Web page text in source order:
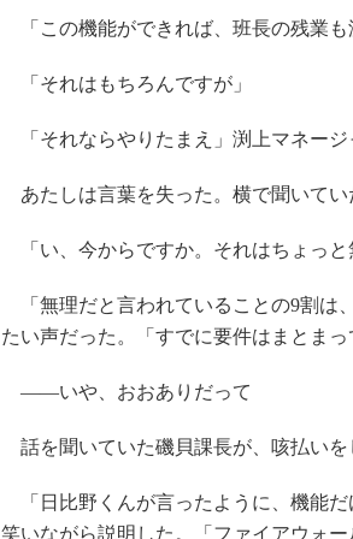
「この機能ができれば、班長の残業も
「それはもちろんですが」
「それならやりたまえ」渕上マネージ
あたしは言葉を失った。横で聞いてい
「い、今からですか。それはちょっと
「無理だと言われていることの9割は
たい声だった。「すでに要件はまとま
――いや、おおありだって
話を聞いていた磯貝課長が、咳払いを
「日比野くんが言ったように、機能
笑いながら説明した。「ファイアウォ